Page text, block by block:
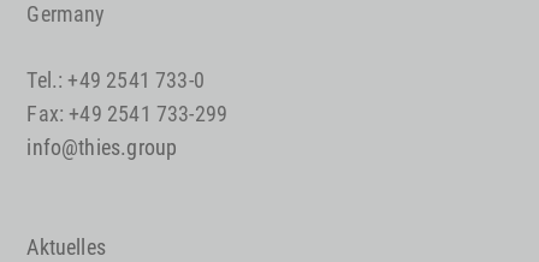
Germany
Tel.: +49 2541 733-0
Fax: +49 2541 733-299
info@thies.group
Aktuelles